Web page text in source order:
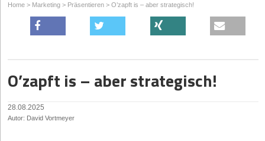
Home > Marketing > Präsentieren > O’zapft is – aber strategisch!
O’zapft is – aber strategisch!
28.08.2025
Autor: David Vortmeyer